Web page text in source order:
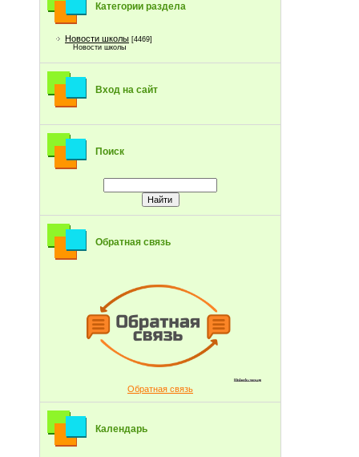
Категории раздела
Новости школы [4469]
Новости школы
Вход на сайт
Поиск
Обратная связь
Обратная связь
Календарь